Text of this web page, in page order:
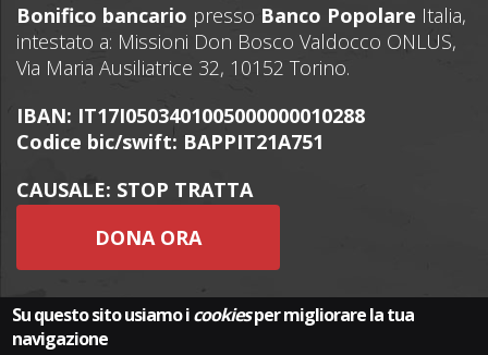
Bonifico bancario presso Banco Popolare Italia,
intestato a: Missioni Don Bosco Valdocco ONLUS,
Via Maria Ausiliatrice 32, 10152 Torino.
IBAN: IT17I0503401005000000010288
Codice bic/swift: BAPPIT21A751
CAUSALE: STOP TRATTA
DONA ORA
Su questo sito usiamo icookiesper migliorare la tua
navigazione